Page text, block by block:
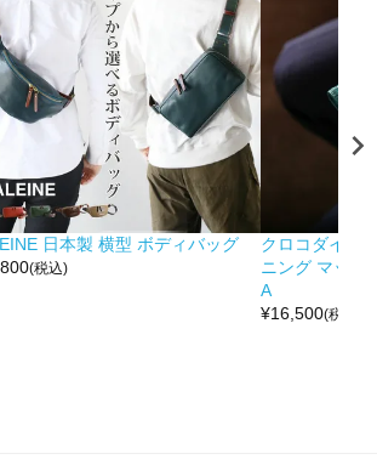
日本製 横型 ボディバッグ
(税込)
クロコダイル
ニング マット
A
¥16,500(税込)